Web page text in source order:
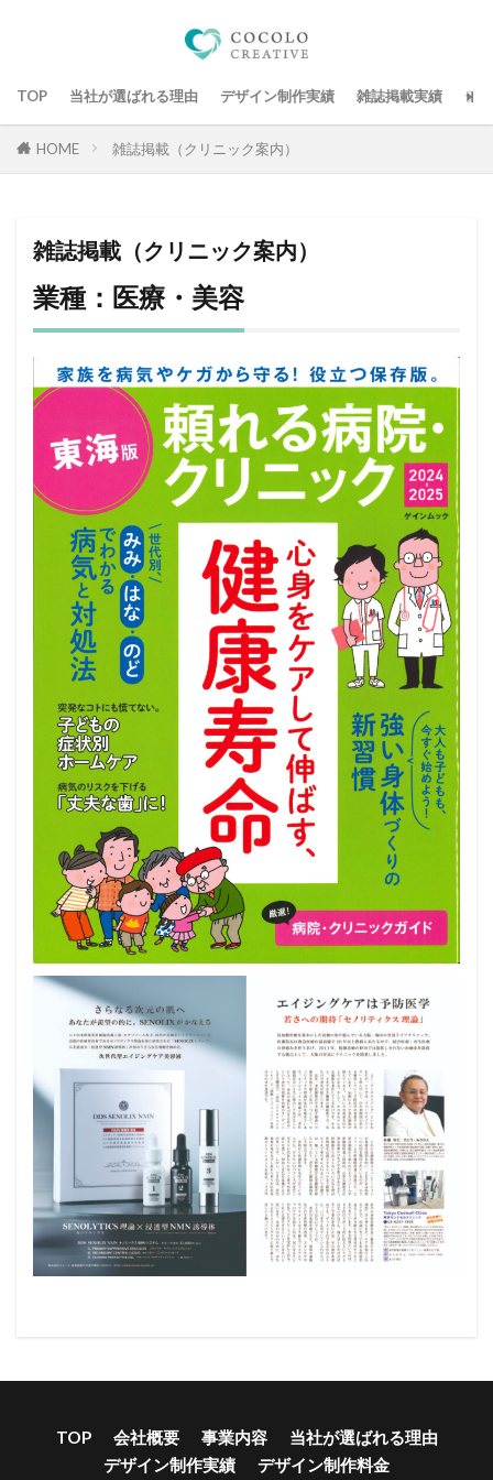
TOP 当社が選ばれる理由 デザイン制作実績 雑誌掲載実績 デ
HOME 雑誌掲載（クリニック案内）
雑誌掲載（クリニック案内）
業種：医療・美容
TOP 会社概要 事業内容
当社が選ばれる理由
デザイン制作実績
デザイン制作料金